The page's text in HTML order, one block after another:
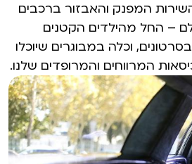
המפנק והאבזור ברכבים
– החל מהילדים הקטנים
וכלה במבוגרים שיוכלו
המרווחים והמרופדים שלנו.